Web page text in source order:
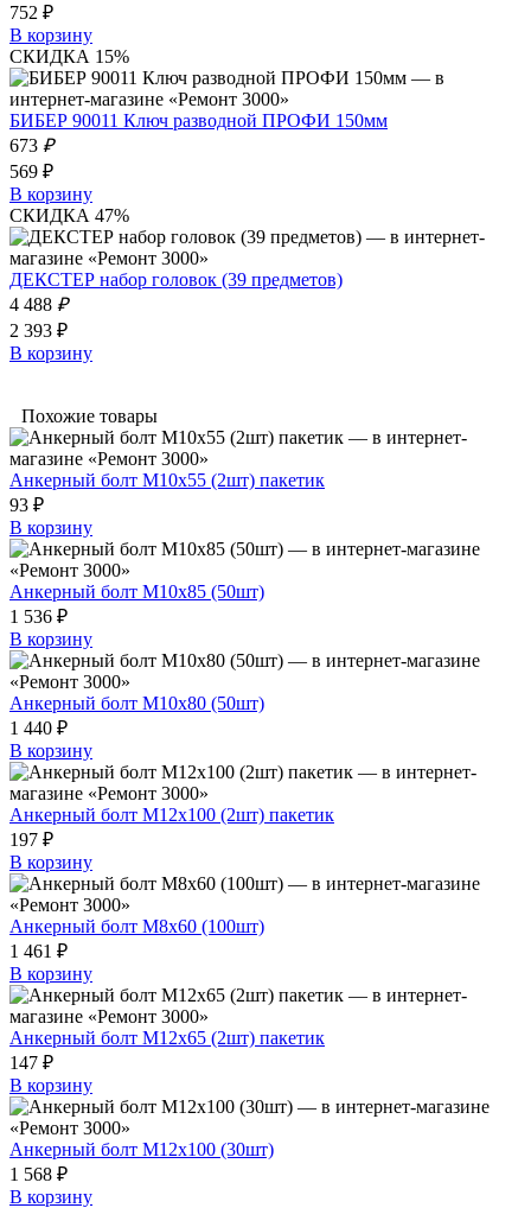
752 ₽
В корзину
СКИДКА 15%
БИБЕР 90011 Ключ разводной ПРОФИ 150мм
673 ₽
569 ₽
В корзину
СКИДКА 47%
ДЕКСТЕР набор головок (39 предметов)
4 488 ₽
2 393 ₽
В корзину
Похожие товары
Анкерный болт М10х55 (2шт) пакетик
93 ₽
В корзину
Анкерный болт М10х85 (50шт)
1 536 ₽
В корзину
Анкерный болт М10х80 (50шт)
1 440 ₽
В корзину
Анкерный болт М12х100 (2шт) пакетик
197 ₽
В корзину
Анкерный болт М8х60 (100шт)
1 461 ₽
В корзину
Анкерный болт М12х65 (2шт) пакетик
147 ₽
В корзину
Анкерный болт М12х100 (30шт)
1 568 ₽
В корзину